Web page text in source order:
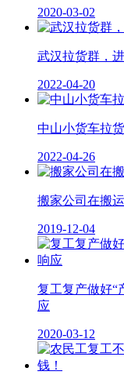
2020-03-02
武汉拉货群，
2022-04-20
中山小货车拉
2022-04-26
搬家公司在搬
2019-12-04
复工复产做好“
应
2020-03-12